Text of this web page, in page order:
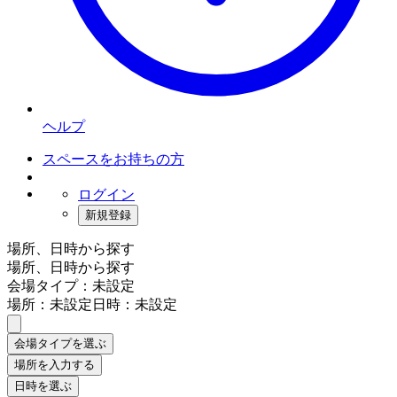
ヘルプ
スペースをお持ちの方
ログイン
新規登録
場所、日時から探す
場所、日時から探す
会場タイプ：未設定
場所：未設定日時：未設定
会場タイプを選ぶ
場所を入力する
日時を選ぶ